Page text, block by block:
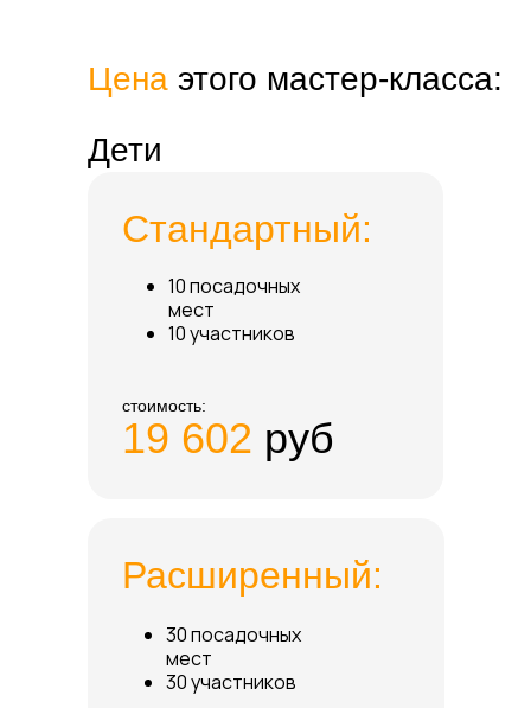
Цена этого мастер-класса:
Дети
Расширенный:
30 посадочных
мест
30 участников
10 посадочных
мест
10 участников
Стандартный:
19 602 руб
стоимость: